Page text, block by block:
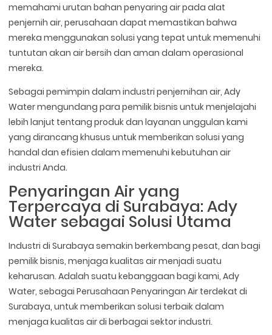
memahami urutan bahan penyaring air pada alat
penjernih air, perusahaan dapat memastikan bahwa
mereka menggunakan solusi yang tepat untuk memenuhi
tuntutan akan air bersih dan aman dalam operasional
mereka.
Sebagai pemimpin dalam industri penjernihan air, Ady
Water mengundang para pemilik bisnis untuk menjelajahi
lebih lanjut tentang produk dan layanan unggulan kami
yang dirancang khusus untuk memberikan solusi yang
handal dan efisien dalam memenuhi kebutuhan air
industri Anda.
Penyaringan Air yang
Terpercaya di Surabaya: Ady
Water sebagai Solusi Utama
Industri di Surabaya semakin berkembang pesat, dan bagi
pemilik bisnis, menjaga kualitas air menjadi suatu
keharusan. Adalah suatu kebanggaan bagi kami, Ady
Water, sebagai Perusahaan Penyaringan Air terdekat di
Surabaya, untuk memberikan solusi terbaik dalam
menjaga kualitas air di berbagai sektor industri.